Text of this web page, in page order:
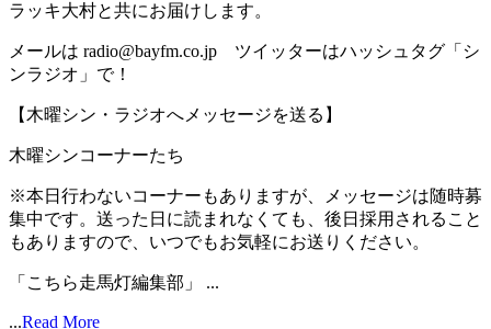
ラッキ大村と共にお届けします。
メールは radio@bayfm.co.jp ツイッターはハッシュタグ「シ
ンラジオ」で！
【木曜シン・ラジオへメッセージを送る】
木曜シンコーナーたち
※本日行わないコーナーもありますが、メッセージは随時募
集中です。送った日に読まれなくても、後日採用されること
もありますので、いつでもお気軽にお送りください。
「こちら走馬灯編集部」 ...
...Read More